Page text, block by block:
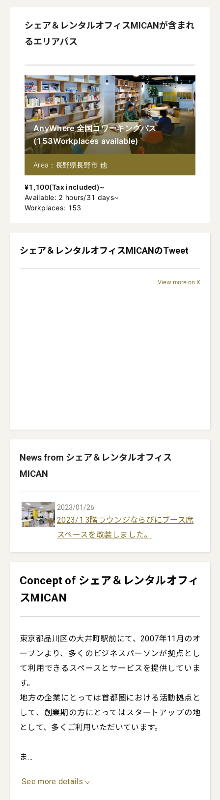
シェア＆レンタルオフィスMICANが含まれ
るエリアパス
AnyWhere 全国コワーキングパス
(153Workplaces available)
Area：長野県長野市 他
¥1,100(Tax included)~
Available: 2 hours/31 days~
Workplaces: 153
シェア＆レンタルオフィスMICANのTweet
View more on X
News from シェア＆レンタルオフィス
MICAN
2023/01/26
2023/1 3階ラウンジならびにブース席
スペースを改装しました。
Concept of シェア＆レンタルオフィ
スMICAN
東京都品川区の大井町駅前にて、2007年11月のオ
ープンより、多くのビジネスパーソンが拠点とし
て利用できるスペースとサービスを提供していま
す。
地方の企業にとっては首都圏における活動拠点と
して、創業期の方にとってはスタートアップの地
として、多くご利用いただいています。
ま...
See more details